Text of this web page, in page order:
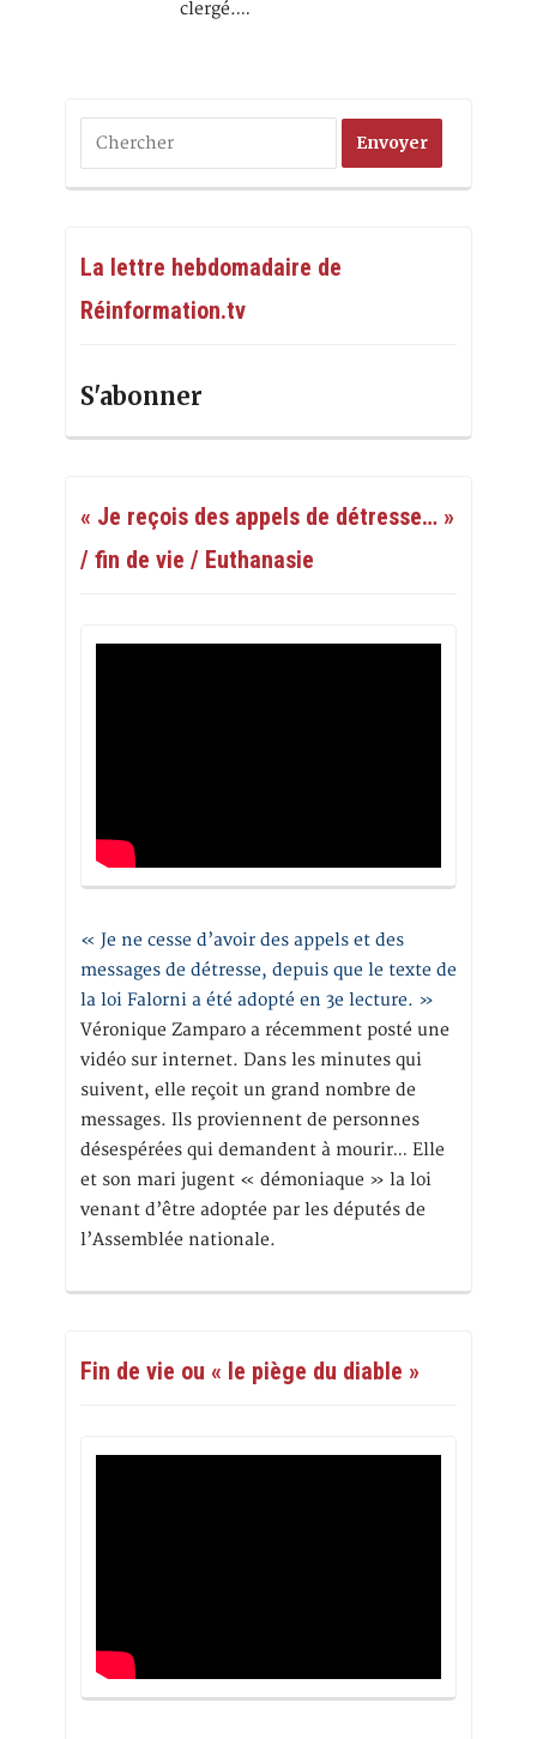
clergé.…
La lettre hebdomadaire de
Réinformation.tv
S'abonner
« Je reçois des appels de détresse… »
/ fin de vie / Euthanasie
« Je ne cesse d’avoir des appels et des
messages de détresse, depuis que le texte de
la loi Falorni a été adopté en 3e lecture. »
Véronique Zamparo a récemment posté une
vidéo sur internet. Dans les minutes qui
suivent, elle reçoit un grand nombre de
messages. Ils proviennent de personnes
désespérées qui demandent à mourir… Elle
et son mari jugent « démoniaque » la loi
venant d’être adoptée par les députés de
l’Assemblée nationale.
Fin de vie ou « le piège du diable »